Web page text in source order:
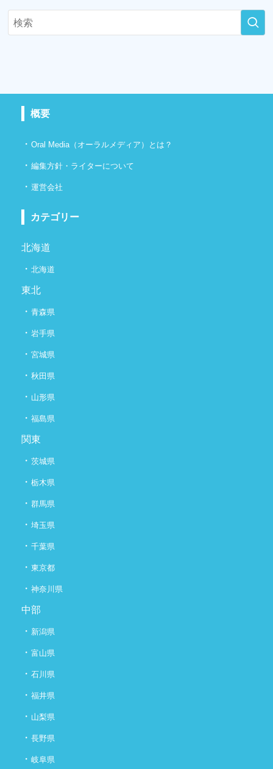
概要
・ Oral Media（オーラルメディア）とは？
・ 編集方針・ライターについて
・ 運営会社
カテゴリー
北海道
・ 北海道
東北
・ 青森県
・ 岩手県
・ 宮城県
・ 秋田県
・ 山形県
・ 福島県
関東
・ 茨城県
・ 栃木県
・ 群馬県
・ 埼玉県
・ 千葉県
・ 東京都
・ 神奈川県
中部
・ 新潟県
・ 富山県
・ 石川県
・ 福井県
・ 山梨県
・ 長野県
・ 岐阜県